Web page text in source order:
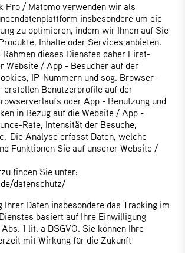
Pro / Matomo verwenden wir als
insbesondere um die
zu optimieren, indem wir Ihnen auf Sie
Inhalte oder Services anbieten.
dieses Dienstes daher First-
Website / App - Besucher auf der
IP-Nummern und sog. Browser-
erstellen Benutzerprofile auf der
oder App - Benutzung und
in Bezug auf die Website / App -
Rate, Intensität der Besuche,
Die Analyse erfasst Daten, welche
Funktionen Sie auf unserer Website /
finden Sie unter:
datenschutz/
Ihrer Daten insbesondere das Tracking im
basiert auf Ihre Einwilligung
1 lit. a DSGVO. Sie können Ihre
mit Wirkung für die Zukunft